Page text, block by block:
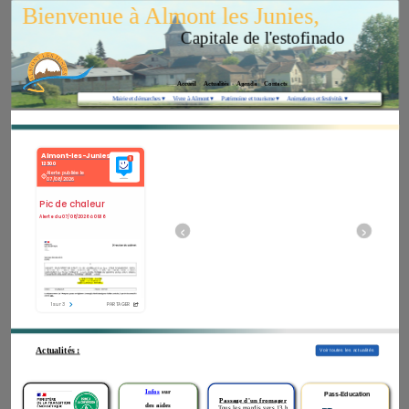
Accueil Actualités Agenda Contacts
Mairie et démarches ▾ Vivre à Almont ▾ Patrimoine et tourisme ▾ Animations et festivités ▾
Bienvenue à Almont les Junies,
Capitale de l'estofinado
‹ ›
Voir toutes les actualités
Infossur
des aides
Passage d'un fromager
Tous les mardis vers 13 h
Actualités :
Pass-Education